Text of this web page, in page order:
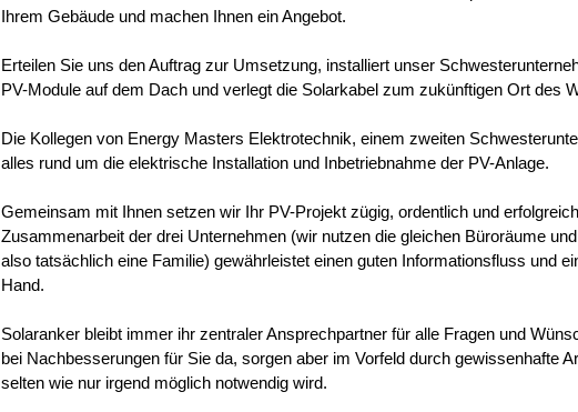
Ihrem Gebäude und machen Ihnen ein Angebot.
Erteilen Sie uns den Auftrag zur Umsetzung, installiert unser
PV-Module auf dem Dach und verlegt die Solarkabel zum zukünftigen Ort des
Die Kollegen von Energy Masters Elektrotechnik, einem zweiten
alles rund um die elektrische Installation und Inbetriebnahme der PV-Anlage.
Gemeinsam mit Ihnen setzen wir Ihr PV-Projekt zügig, ordentlich und
Zusammenarbeit der drei Unternehmen (wir nutzen die gleichen Büroräume
also tatsächlich eine Familie) gewährleistet einen guten Informationsfluss und
Hand.
Solaranker bleibt immer ihr zentraler Ansprechpartner für alle Fragen und
bei Nachbesserungen für Sie da, sorgen aber im Vorfeld durch gewissenhafte
selten wie nur irgend möglich notwendig wird.